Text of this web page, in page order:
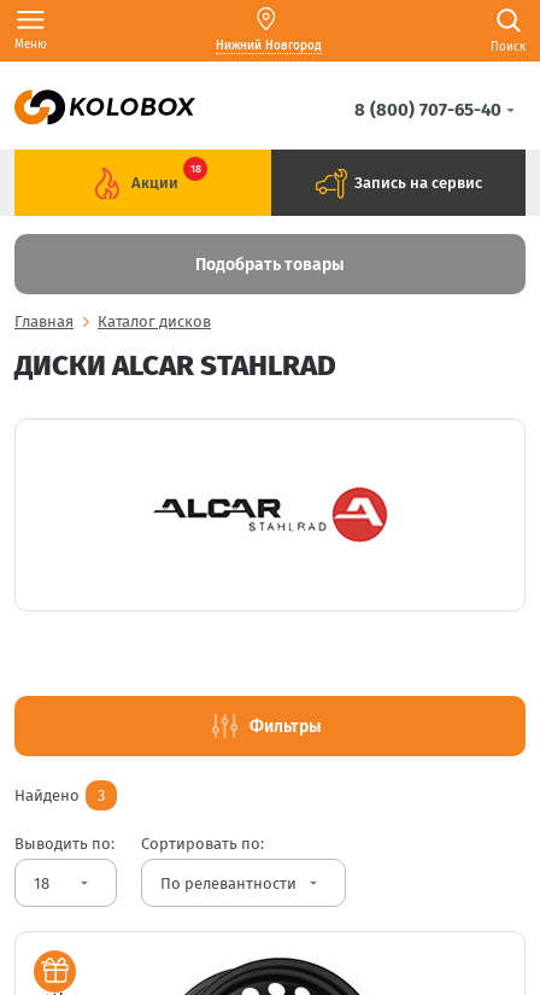
Меню Нижний Новгород Поиск
8 (800) 707-65-40
Акции
18
Запись на сервис
Подобрать товары
Главная Каталог дисков
ДИСКИ ALCAR STAHLRAD
Фильтры
Найдено 3
Выводить по:
arrow_drop_down
Сортировать по:
arrow_drop_down